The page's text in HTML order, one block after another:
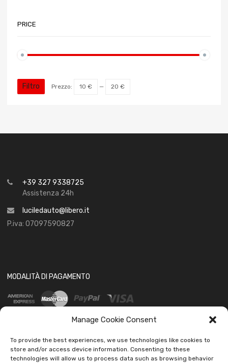
Manage Cookie Consent
To provide the best experiences, we use technologies like cookies to
store and/or access device information. Consenting to these
technologies will allow us to process data such as browsing behavior
PRICE
Filtro Prezzo: 10 € — 20 €
+39 327 9338725
Assistenza 24h
luciledauto@libero.it
P.iva: 07097590827
MODALITÀ DI PAGAMENTO